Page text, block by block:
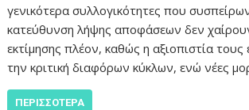
γενικότερα συλλογικότητες που
κατεύθυνση λήψης αποφάσεων δεν
εκτίμησης πλέον, καθώς η αξιοπιστία τους
την κριτική διαφόρων κύκλων, ενώ νέες
ΠΕΡΙΣΣΌΤΕΡΑ